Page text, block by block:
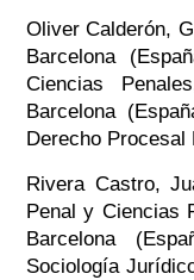
Oliver Calderón,
Barcelona
Ciencias
Barcelona
Derecho Procesal
Rivera Castro,
Penal y Ciencias
Barcelona
Sociología